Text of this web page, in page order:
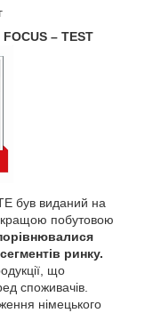
– TEST
був виданий на
побутовою
ринку.
що
споживачів.
німецького